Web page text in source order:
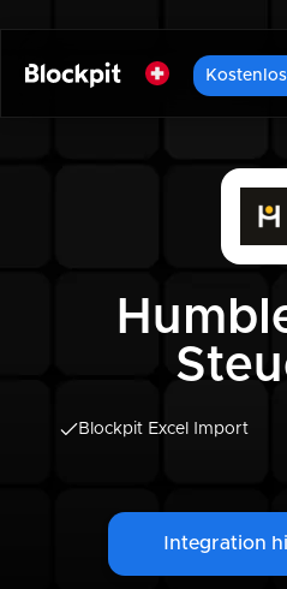
Blockpit Excel Import
Integration